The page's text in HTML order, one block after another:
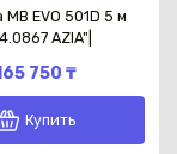
MB EVO 501D 5 м
AZIA"|
750 ₸
Купить